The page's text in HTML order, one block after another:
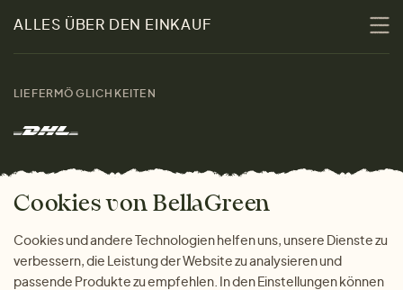
Kontakt
Marken
Das freundliche Magazin
Damen
Herren
Geschenke
ALLES ÜBER DEN EINKAUF
Warum bei uns einkaufen
LIEFERMÖGLICHKEITEN
ZAHLUNGSMÖGLICHKEITEN
Cookies von BellaGreen
Cookies und andere Technologien helfen uns, unsere Dienste zu
verbessern, die Leistung der Website zu analysieren und
passende Produkte zu empfehlen. In den Einstellungen können